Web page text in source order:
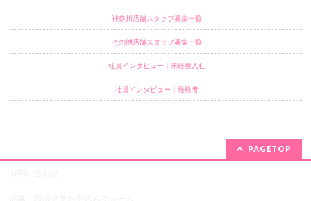
神奈川店舗スタッフ募集一覧
その他店舗スタッフ募集一覧
社員インタビュー｜未経験入社
社員インタビュー｜経験者
PAGETOP